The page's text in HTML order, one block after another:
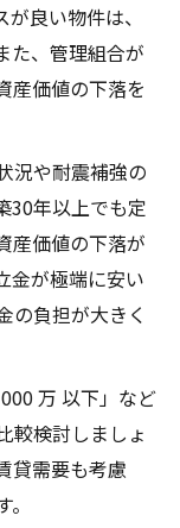
良い物件は、
た、管理組合が
産価値の下落を
況や耐震補強の
30年以上でも定
産価値の下落が
金が極端に安い
の負担が大きく
万 以下」など
較検討しましょ
貸需要も考慮